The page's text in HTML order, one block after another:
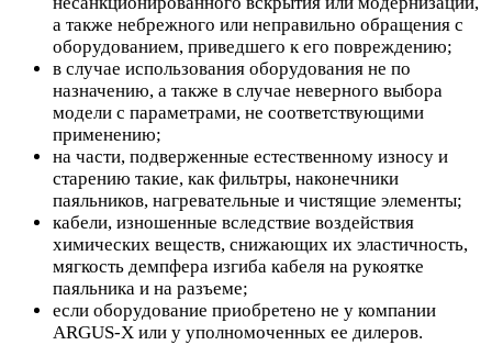
а также небрежного или неправильно обращения с
оборудованием, приведшего к его повреждению;
в случае использования оборудования не по
назначению, а также в случае неверного выбора
модели с параметрами, не соответствующими
применению;
на части, подверженные естественному износу и
старению такие, как фильтры, наконечники
паяльников, нагревательные и чистящие элементы;
кабели, изношенные вследствие воздействия
химических веществ, снижающих их эластичность,
мягкость демпфера изгиба кабеля на рукоятке
паяльника и на разъеме;
если оборудование приобретено не у компании
ARGUS-X или у уполномоченных ее дилеров.